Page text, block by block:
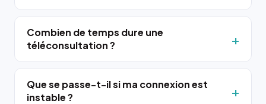
Combien de temps dure une
téléconsultation ?
Que se passe-t-il si ma connexion est
instable ?